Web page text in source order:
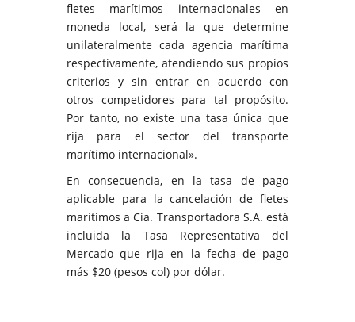
fletes marítimos internacionales en
moneda local, será la que determine
unilateralmente cada agencia marítima
respectivamente, atendiendo sus propios
criterios y sin entrar en acuerdo con
otros competidores para tal propósito.
Por tanto, no existe una tasa única que
rija para el sector del transporte
marítimo internacional».
En consecuencia, en la tasa de pago
aplicable para la cancelación de fletes
marítimos a Cia. Transportadora S.A. está
incluida la Tasa Representativa del
Mercado que rija en la fecha de pago
más $20 (pesos col) por dólar.